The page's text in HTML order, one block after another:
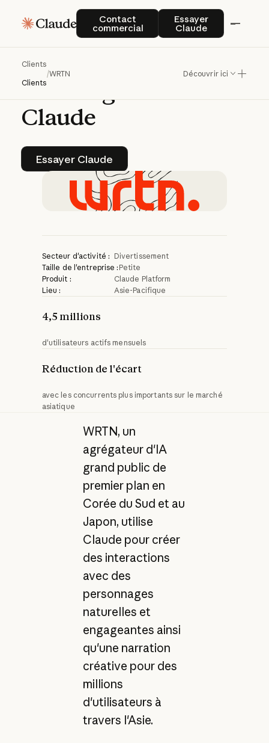
Contact
commercial
Contact commercial
Essayer
Claude
Essayer Claude
Clients
Clients
/WRTN Découvrir ici
WRTNestpionnier
dudivertissementet
dela parIA
en
Claude
Essayer Claude
Essayer Claude
Secteur d'activité : Divertissement
Taille de l'entreprise : Petite
Produit :
Claude Platform
Lieu :
Asie-Pacifique
4,5 millions
d'utilisateurs actifs mensuels
Réduction de l'écart
avec les concurrents plus importants sur le marché
asiatique
WRTN, un
agrégateur d'IA
grand public de
premier plan en
Corée du Sud et au
Japon, utilise
Claude pour créer
des interactions
avec des
personnages
naturelles et
engageantes ainsi
qu'une narration
créative pour des
millions
d'utilisateurs à
travers l'Asie.